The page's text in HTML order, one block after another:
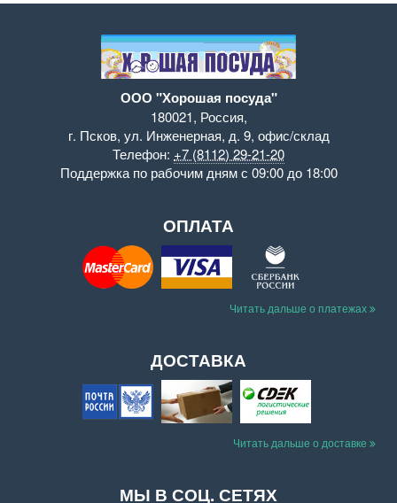
ООО "Хорошая посуда"
180021, Россия,
г. Псков, ул. Инженерная, д. 9, офис/склад
Телефон: +7 (8112) 29-21-20
Поддержка по рабочим дням с 09:00 до 18:00
ОПЛАТА
Читать дальше о платежах
ДОСТАВКА
Читать дальше о доставке
МЫ В СОЦ. СЕТЯХ